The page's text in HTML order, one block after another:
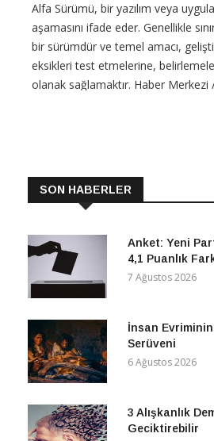
Alfa Sürümü, bir yazılım veya
aşamasını ifade eder. Genellikle
bir sürümdür ve temel amacı,
eksikleri test etmelerine,
olanak sağlamaktır. Haber Merkezi
SON HABERLER
Anket: Yeni
4,1 Puanlık
7 Ağustos 2026
İnsan Evriminin
Serüveni
6 Ağustos 2026
3 Alışkanlık
Geciktirebilir